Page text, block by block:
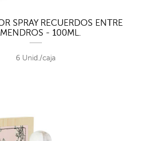
SPRAY RECUERDOS ENTRE
- 100ML.
6 Unid./caja